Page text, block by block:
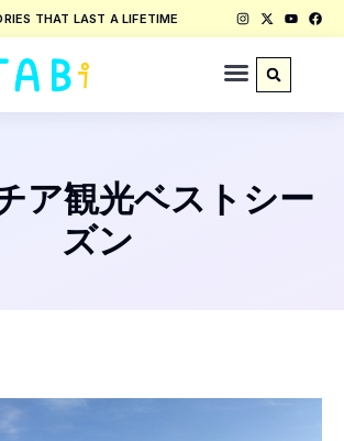
THAT LAST A LIFETIME
ア観光ベストシー
ズン